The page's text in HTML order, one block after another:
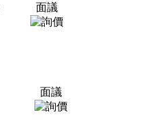
面議
面議